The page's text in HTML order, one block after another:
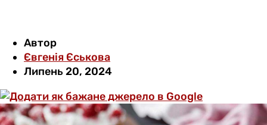
Автор
Євгенія Єськова
Липень 20, 2024